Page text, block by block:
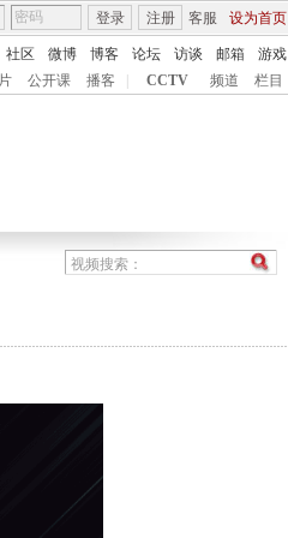
客服 设为首页
登录 注册
社区 微博 博客 论坛 访谈 邮箱
游戏
公开课 播客 CCTV 频道 栏目